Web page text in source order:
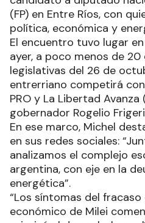
(FP) en Entre Ríos, con
política, económica y
El encuentro tuvo lugar
ayer, a poco menos de
legislativas del 26 de
entrerriano competirá
PRO y La Libertad
gobernador Rogelio
En ese marco, Michel
en sus redes sociales:
analizamos el complejo
argentina, con eje en la
energética”.
“Los síntomas del
económico de Milei